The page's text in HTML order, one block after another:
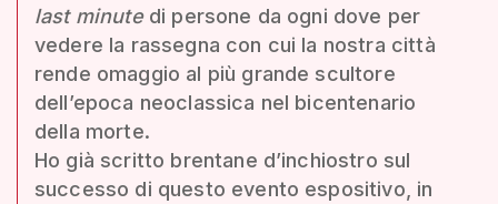
last minutedi persone da ogni dove per
vedere la rassegna con cui la nostra città
rende omaggio al più grande scultore
dell’epoca neoclassica nel bicentenario
della morte.
Ho già scritto brentane d’inchiostro sul
successo di questo evento espositivo, in